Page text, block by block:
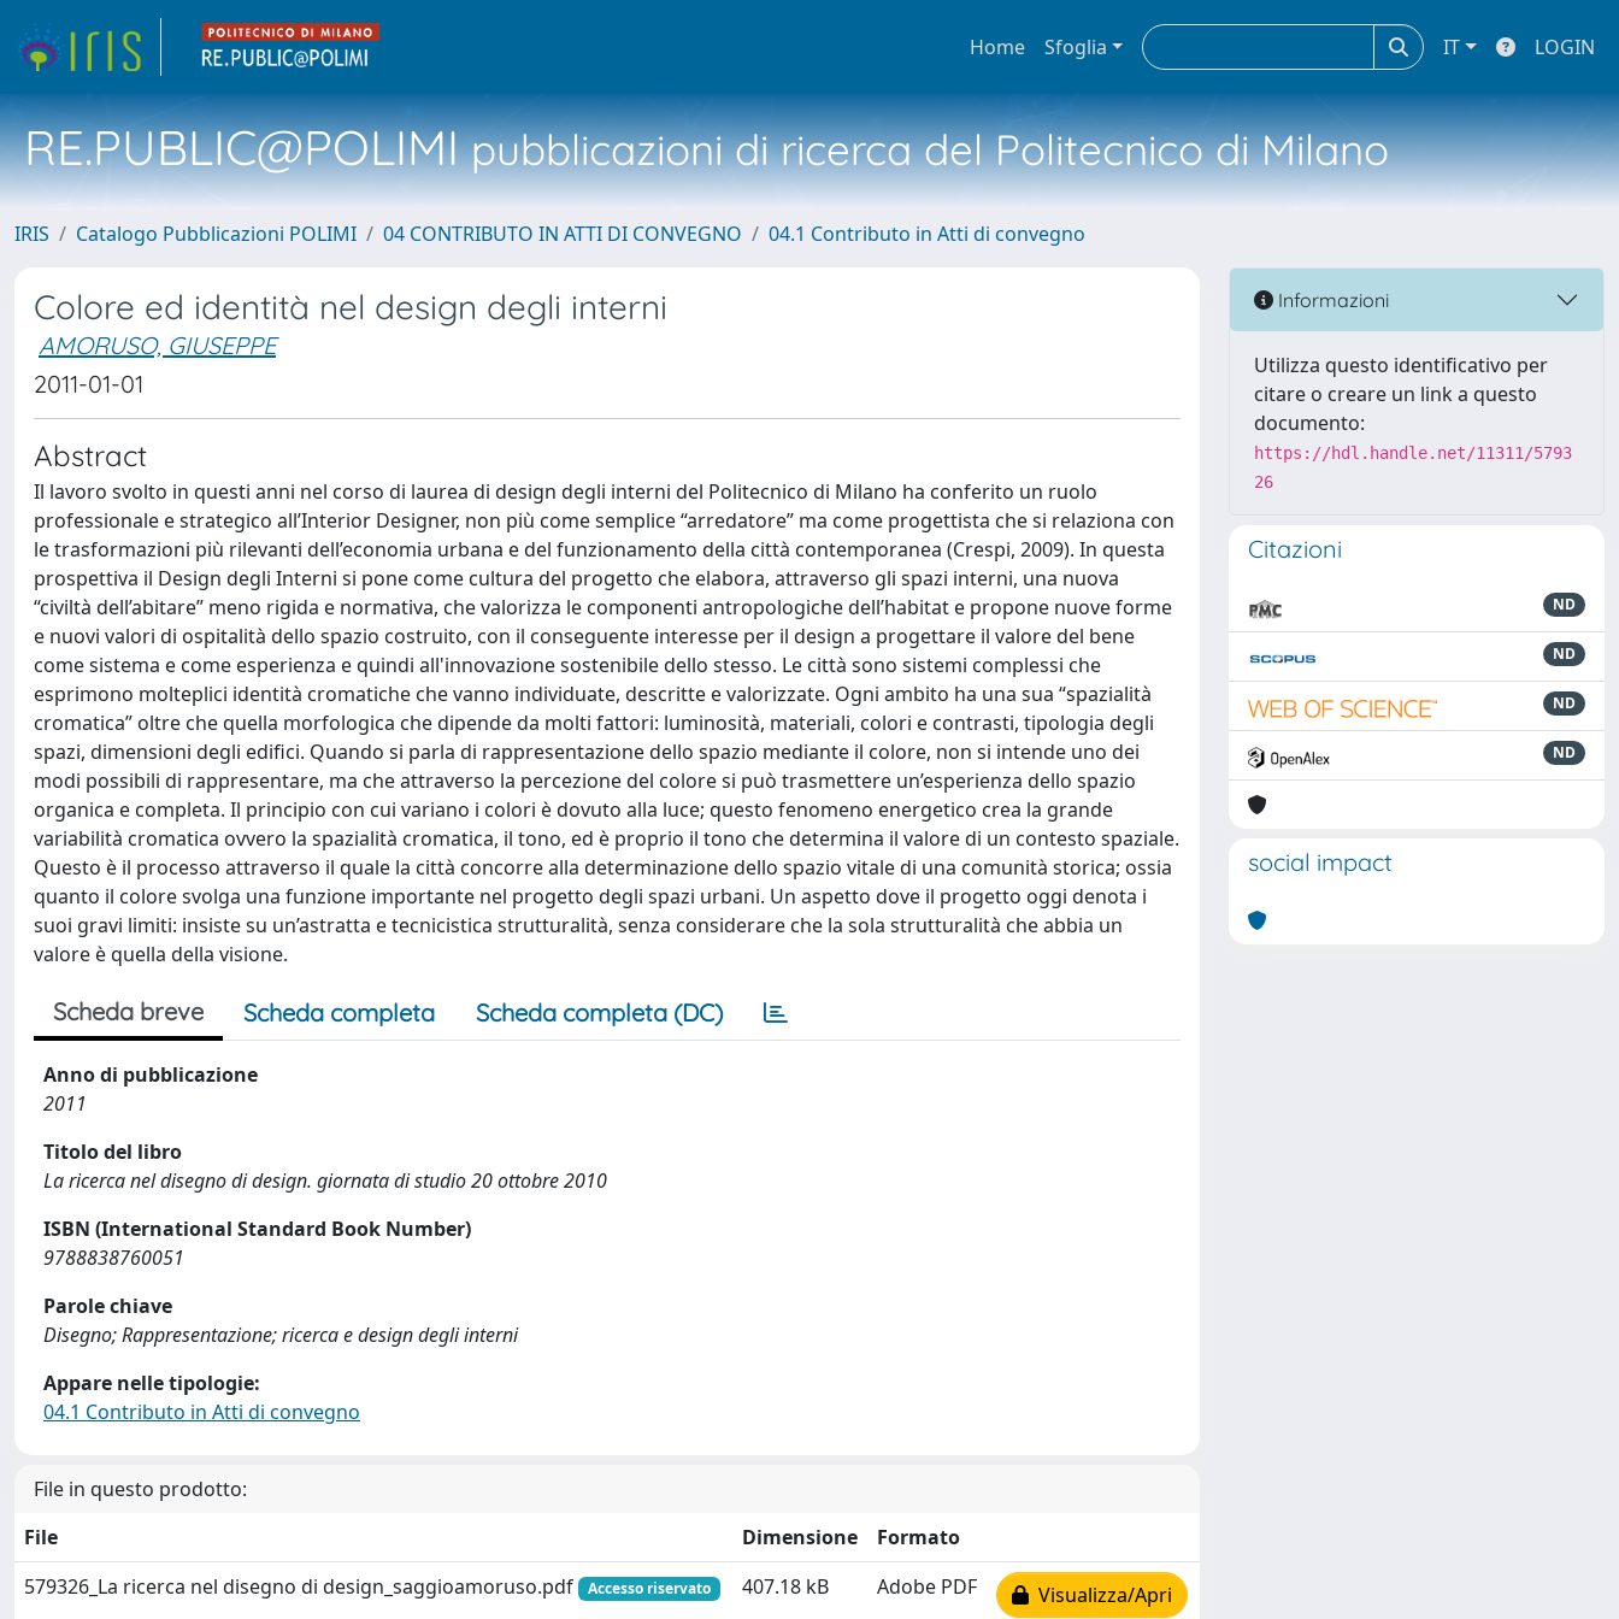
Home Sfoglia IT LOGIN
RE.PUBLIC@POLIMIpubblicazioni di ricerca del Politecnico di Milano
IRIS Catalogo Pubblicazioni POLIMI 04 CONTRIBUTO IN ATTI DI CONVEGNO 04.1 Contributo in Atti di convegno
Colore ed identità nel design degli interni
AMORUSO, GIUSEPPE
2011-01-01
Abstract
Il lavoro svolto in questi anni nel corso di laurea di design degli interni del Politecnico di Milano ha conferito un ruolo
professionale e strategico all’Interior Designer, non più come semplice “arredatore” ma come progettista che si relaziona con
le trasformazioni più rilevanti dell’economia urbana e del funzionamento della città contemporanea (Crespi, 2009). In questa
prospettiva il Design degli Interni si pone come cultura del progetto che elabora, attraverso gli spazi interni, una nuova
“civiltà dell’abitare” meno rigida e normativa, che valorizza le componenti antropologiche dell’habitat e propone nuove forme
e nuovi valori di ospitalità dello spazio costruito, con il conseguente interesse per il design a progettare il valore del bene
come sistema e come esperienza e quindi all'innovazione sostenibile dello stesso. Le città sono sistemi complessi che
esprimono molteplici identità cromatiche che vanno individuate, descritte e valorizzate. Ogni ambito ha una sua “spazialità
cromatica” oltre che quella morfologica che dipende da molti fattori: luminosità, materiali, colori e contrasti, tipologia degli
spazi, dimensioni degli edifici. Quando si parla di rappresentazione dello spazio mediante il colore, non si intende uno dei
modi possibili di rappresentare, ma che attraverso la percezione del colore si può trasmettere un’esperienza dello spazio
organica e completa. Il principio con cui variano i colori è dovuto alla luce; questo fenomeno energetico crea la grande
variabilità cromatica ovvero la spazialità cromatica, il tono, ed è proprio il tono che determina il valore di un contesto spaziale.
Questo è il processo attraverso il quale la città concorre alla determinazione dello spazio vitale di una comunità storica; ossia
quanto il colore svolga una funzione importante nel progetto degli spazi urbani. Un aspetto dove il progetto oggi denota i
suoi gravi limiti: insiste su un’astratta e tecnicistica strutturalità, senza considerare che la sola strutturalità che abbia un
valore è quella della visione.
Scheda breve Scheda completa Scheda completa (DC)
Anno di pubblicazione
2011
Titolo del libro
La ricerca nel disegno di design. giornata di studio 20 ottobre 2010
ISBN (International Standard Book Number)
9788838760051
Parole chiave
Disegno; Rappresentazione; ricerca e design degli interni
Appare nelle tipologie:
04.1 Contributo in Atti di convegno
File in questo prodotto:
File
Dimensione
Formato
579326_La ricerca nel disegno di design_saggioamoruso.pdf
Accesso riservato 407.18 kB Adobe PDF Visualizza/Apri
Informazioni
Utilizza questo identificativo per
citare o creare un link a questo
documento:
https://hdl.handle.net/11311/5793
26
Citazioni
ND
ND
ND
ND
social impact